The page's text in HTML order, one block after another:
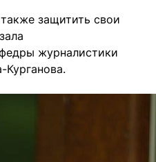
защитить свои
журналистики
Курганова.